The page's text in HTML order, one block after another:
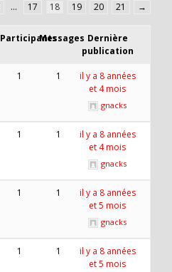
… 17 18 19 20 21 →
ParticipantsMessages Dernière
publication
1 1
il y a 8 années
et 4 mois
gnacks
1 1
il y a 8 années
et 4 mois
gnacks
1 1
il y a 8 années
et 5 mois
gnacks
1 1
il y a 8 années
et 5 mois